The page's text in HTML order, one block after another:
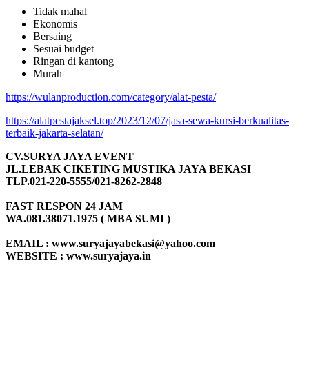
Tidak mahal
Ekonomis
Bersaing
Sesuai budget
Ringan di kantong
Murah
https://wulanproduction.com/category/alat-pesta/
https://alatpestajaksel.top/2023/12/07/jasa-sewa-kursi-berkualitas-
terbaik-jakarta-selatan/
CV.SURYA JAYA EVENT
JL.LEBAK CIKETING MUSTIKA JAYA BEKASI
TLP.021-220-5555/021-8262-2848
FAST RESPON 24 JAM
WA.081.38071.1975 ( MBA SUMI )
EMAIL : www.suryajayabekasi@yahoo.com
WEBSITE : www.suryajaya.in